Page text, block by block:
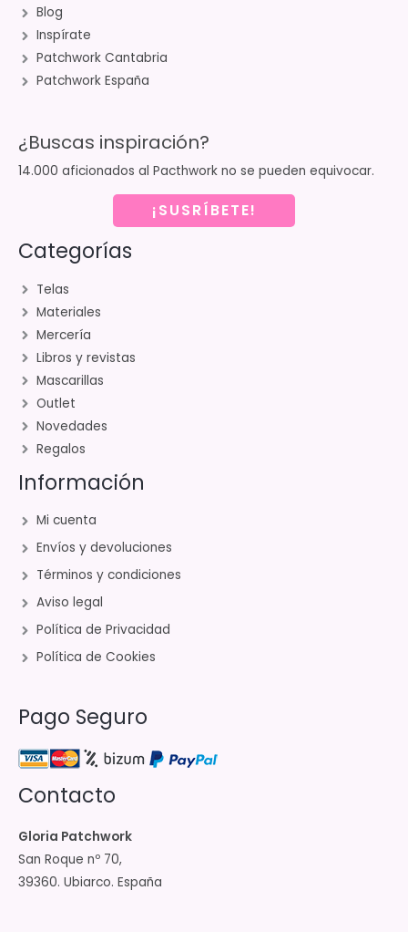
Blog
Inspírate
Patchwork Cantabria
Patchwork España
¿Buscas inspiración?
14.000 aficionados al Pacthwork no se pueden equivocar.
¡SUSRÍBETE!
Categorías
Telas
Materiales
Mercería
Libros y revistas
Mascarillas
Outlet
Novedades
Regalos
Información
Mi cuenta
Envíos y devoluciones
Términos y condiciones
Aviso legal
Política de Privacidad
Política de Cookies
Pago Seguro
Contacto
Gloria Patchwork
San Roque nº 70,
39360. Ubiarco. España